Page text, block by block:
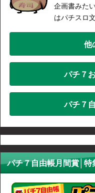
企画書みた
はパチスロ文
他
パチ７
パチ７
パチ７自由帳月間賞│特